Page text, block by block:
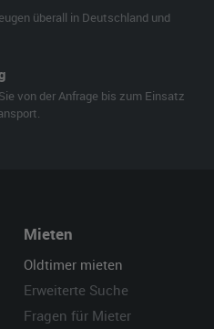
überall in Deutschland und
von der Anfrage bis zum Einsatz
Mieten
Oldtimer mieten
Erweiterte Suche
Fragen für Mieter